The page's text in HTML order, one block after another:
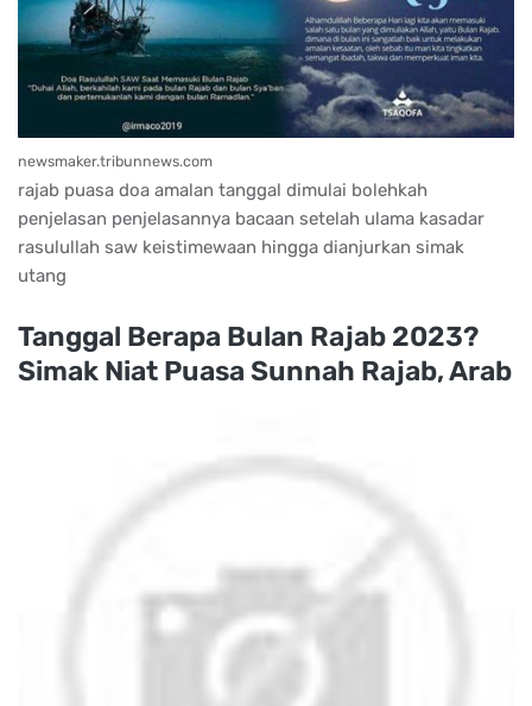
newsmaker.tribunnews.com
rajab puasa doa amalan tanggal dimulai bolehkah
penjelasan penjelasannya bacaan setelah ulama kasadar
rasulullah saw keistimewaan hingga dianjurkan simak
utang
Tanggal Berapa Bulan Rajab 2023?
Simak Niat Puasa Sunnah Rajab, Arab